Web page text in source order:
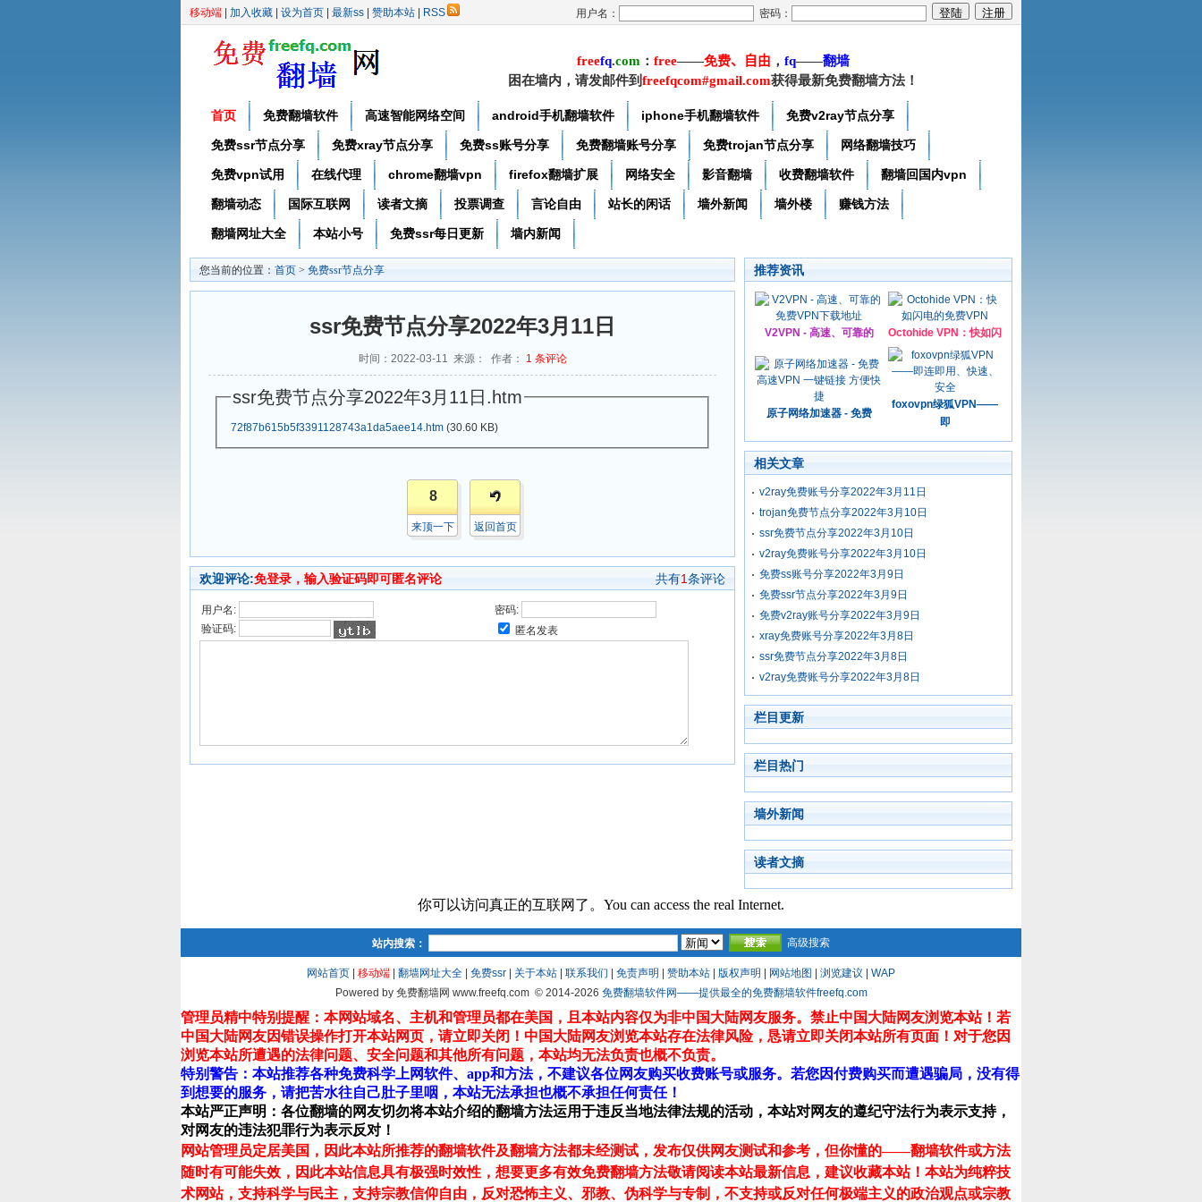
移动端 加入收藏 设为首页 最新ss 赞助本站 RSS 用户名： 密码：
freefq.com ： free——免费、自由 ， fq——翻墙
困在墙内，请发邮件到freefqcom#gmail.com获得最新免费翻墙方法！
首页 免费翻墙软件 高速智能网络空间 android手机翻墙软件 iphone手机翻墙软件 免费v2ray节点分享
免费ssr节点分享 免费xray节点分享 免费ss账号分享 免费翻墙账号分享 免费trojan节点分享 网络翻墙技巧
免费vpn试用 在线代理 chrome翻墙vpn firefox翻墙扩展 网络安全 影音翻墙 收费翻墙软件 翻墙回国内vpn
翻墙动态 国际互联网 读者文摘 投票调查 言论自由 站长的闲话 墙外新闻 墙外楼 赚钱方法
翻墙网址大全 本站小号 免费ssr每日更新 墙内新闻
您当前的位置： 首页 > 免费ssr节点分享
ssr免费节点分享2022年3月11日
时间：2022-03-11 来源： 作者： 1 条评论
ssr免费节点分享2022年3月11日.htm
72f87b615b5f3391128743a1da5aee14.htm (30.60 KB)
8
来顶一下 返回首页
欢迎评论:免登录，输入验证码即可匿名评论 共有1条评论
用户名:
密码:
验证码:
匿名发表
推荐资讯
V2VPN - 高速、可靠的 Octohide VPN：快如闪
原子网络加速器 - 免费
foxovpn绿狐VPN——
即
相关文章
v2ray免费账号分享2022年3月11日
trojan免费节点分享2022年3月10日
ssr免费节点分享2022年3月10日
v2ray免费账号分享2022年3月10日
免费ss账号分享2022年3月9日
免费ssr节点分享2022年3月9日
免费v2ray账号分享2022年3月9日
xray免费账号分享2022年3月8日
ssr免费节点分享2022年3月8日
v2ray免费账号分享2022年3月8日
栏目更新
栏目热门
墙外新闻
读者文摘
你可以访问真正的互联网了。You can access the real Internet.
站内搜索： 高级搜索
网站首页 移动端 翻墙网址大全 免费ssr 关于本站 联系我们 免责声明 赞助本站 版权声明 网站地图 浏览建议
WAP
Powered by 免费翻墙网 www.freefq.com© 2014-2026 免费翻墙软件网——提供最全的免费翻墙软件freefq.com
管理员精中特别提醒：本网站域名、主机和管理员都在美国，且本站内容仅为非中国大陆网友服务。禁止中国大陆网友浏览本站！若
中国大陆网友因错误操作打开本站网页，请立即关闭！中国大陆网友浏览本站存在法律风险，恳请立即关闭本站所有页面！对于您因
浏览本站所遭遇的法律问题、安全问题和其他所有问题，本站均无法负责也概不负责。
特别警告：本站推荐各种免费科学上网软件、app和方法，不建议各位网友购买收费账号或服务。若您因付费购买而遭遇骗局，没有得
到想要的服务，请把苦水往自己肚子里咽，本站无法承担也概不承担任何责任！
本站严正声明：各位翻墙的网友切勿将本站介绍的翻墙方法运用于违反当地法律法规的活动，本站对网友的遵纪守法行为表示支持，
对网友的违法犯罪行为表示反对！
网站管理员定居美国，因此本站所推荐的翻墙软件及翻墙方法都未经测试，发布仅供网友测试和参考，但你懂的——翻墙软件或方法
随时有可能失效，因此本站信息具有极强时效性，想要更多有效免费翻墙方法敬请阅读本站最新信息，建议收藏本站！ 本站为纯粹技
术网站，支持科学与民主，支持宗教信仰自由，反对恐怖主义、邪教、伪科学与专制，不支持或反对任何极端主义的政治观点或宗教